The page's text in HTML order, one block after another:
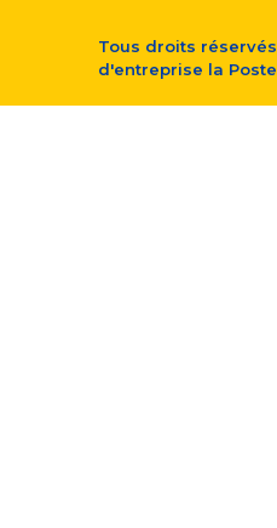
Tous droits réservés
d'entreprise la Poste